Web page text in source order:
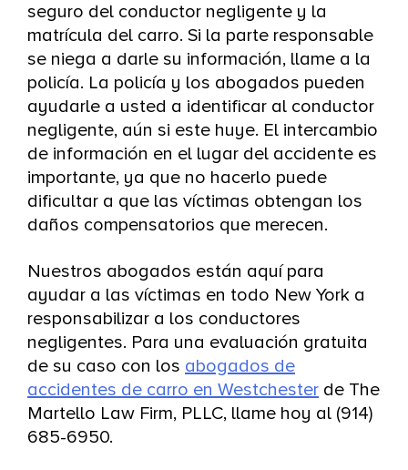
seguro del conductor negligente y la
matrícula del carro. Si la parte responsable
se niega a darle su información, llame a la
policía. La policía y los abogados pueden
ayudarle a usted a identificar al conductor
negligente, aún si este huye. El intercambio
de información en el lugar del accidente es
importante, ya que no hacerlo puede
dificultar a que las víctimas obtengan los
daños compensatorios que merecen.
Nuestros abogados están aquí para
ayudar a las víctimas en todo New York a
responsabilizar a los conductores
negligentes. Para una evaluación gratuita
de su caso con los abogados de
accidentes de carro en Westchester de The
Martello Law Firm, PLLC, llame hoy al (914)
685-6950.